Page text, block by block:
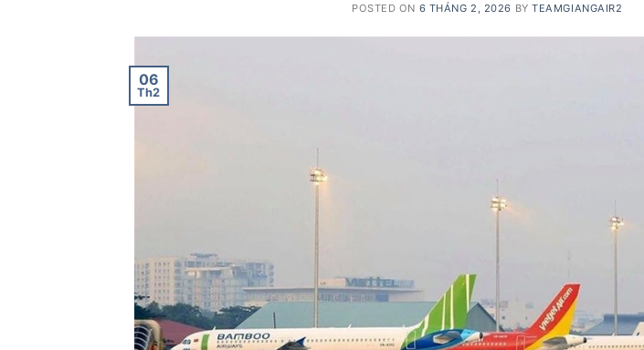
POSTED ON 6 THÁNG 2, 2026 BYTEAMGIANGAIR2
06
Th2